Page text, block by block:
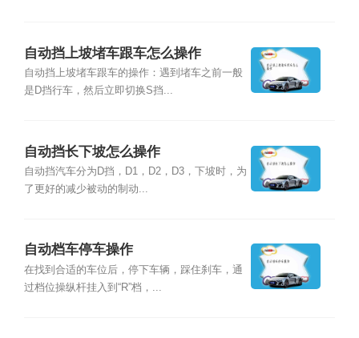
自动挡上坡堵车跟车怎么操作
自动挡上坡堵车跟车的操作：遇到堵车之前一般
是D挡行车，然后立即切换S挡...
自动挡长下坡怎么操作
自动挡汽车分为D挡，D1，D2，D3，下坡时，为
了更好的减少被动的制动...
自动档车停车操作
在找到合适的车位后，停下车辆，踩住刹车，通
过档位操纵杆挂入到“R”档，...